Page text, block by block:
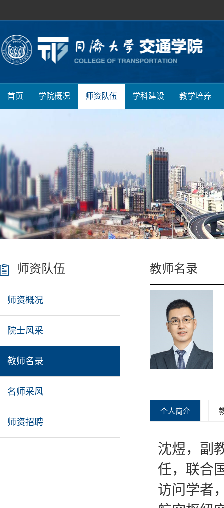
首页 学院概况 师资队伍 学科建设 教学培养
师资队伍
师资概况
院士风采
教师名录
名师采风
师资招聘
教师名录
个人简介
沈煜，副
任，联合
访问学者